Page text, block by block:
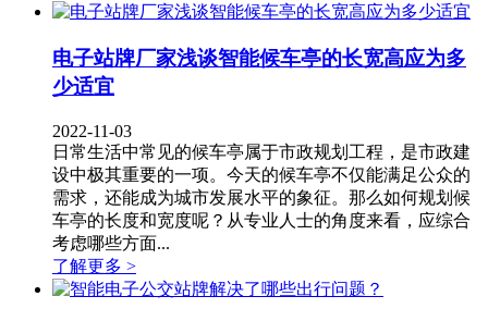
电子站牌厂家浅谈智能候车亭的长宽高应为多
少适宜
2022-11-03
​日常生活中常见的候车亭属于市政规划工程，是市政建
设中极其重要的一项。今天的候车亭不仅能满足公众的
需求，还能成为城市发展水平的象征。那么如何规划候
车亭的长度和宽度呢？从专业人士的角度来看，应综合
考虑哪些方面...
了解更多 >